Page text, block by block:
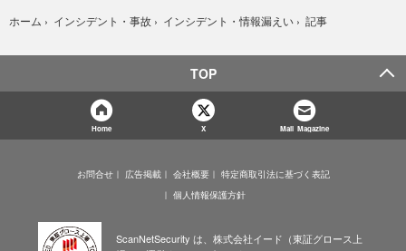
ホーム › インシデント・事故 › インシデント・情報漏えい › 記事
TOP
Home X Mail Magazine
お問合せ 広告掲載 会社概要
特定商取引法に基づく表記
個人情報保護方針
ScanNetSecurity は、株式会社イード（東証グロース上